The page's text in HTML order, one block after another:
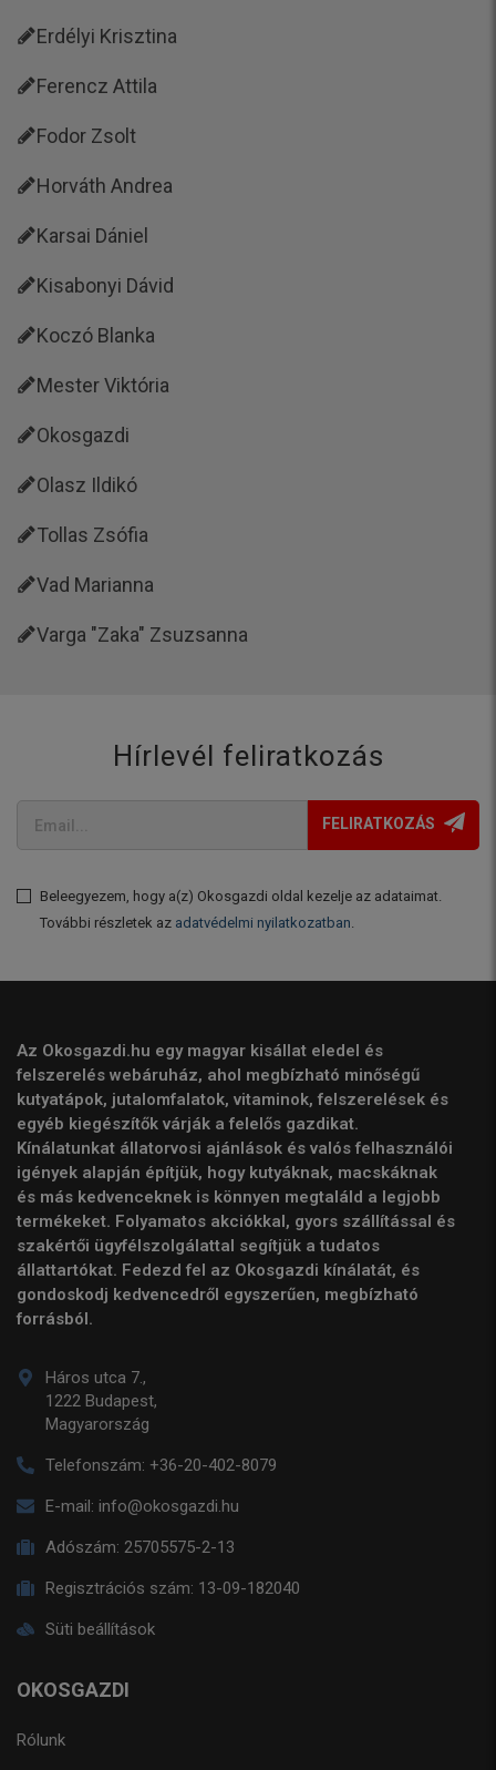
Erdélyi Krisztina
Ferencz Attila
Fodor Zsolt
Horváth Andrea
Karsai Dániel
Kisabonyi Dávid
Koczó Blanka
Mester Viktória
Okosgazdi
Olasz Ildikó
Tollas Zsófia
Vad Marianna
Varga "Zaka" Zsuzsanna
Hírlevél feliratkozás
FELIRATKOZÁS
Beleegyezem, hogy a(z) Okosgazdi oldal kezelje az adataimat.
További részletek az adatvédelmi nyilatkozatban.
Az Okosgazdi.hu egy magyar kisállat eledel és
felszerelés webáruház, ahol megbízható minőségű
kutyatápok, jutalomfalatok, vitaminok, felszerelések és
egyéb kiegészítők várják a felelős gazdikat.
Kínálatunkat állatorvosi ajánlások és valós felhasználói
igények alapján építjük, hogy kutyáknak, macskáknak
és más kedvenceknek is könnyen megtaláld a legjobb
termékeket. Folyamatos akciókkal, gyors szállítással és
szakértői ügyfélszolgálattal segítjük a tudatos
állattartókat. Fedezd fel az Okosgazdi kínálatát, és
gondoskodj kedvencedről egyszerűen, megbízható
forrásból.
Háros utca 7.,
1222 Budapest,
Magyarország
Telefonszám: +36-20-402-8079
E-mail: info@okosgazdi.hu
Adószám: 25705575-2-13
Regisztrációs szám: 13-09-182040
Süti beállítások
OKOSGAZDI
Rólunk